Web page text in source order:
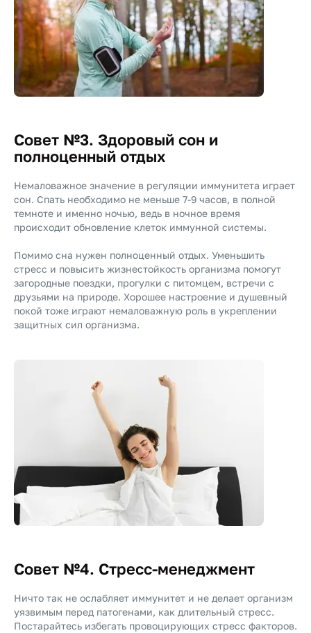
Совет №3. Здоровый сон и
полноценный отдых
Немаловажное значение в регуляции иммунитета играет
сон. Спать необходимо не меньше 7-9 часов, в полной
темноте и именно ночью, ведь в ночное время
происходит обновление клеток иммунной системы.
Помимо сна нужен полноценный отдых. Уменьшить
стресс и повысить жизнестойкость организма помогут
загородные поездки, прогулки с питомцем, встречи с
друзьями на природе. Хорошее настроение и душевный
покой тоже играют немаловажную роль в укреплении
защитных сил организма.
Совет №4. Стресс-менеджмент
Ничто так не ослабляет иммунитет и не делает организм
уязвимым перед патогенами, как длительный стресс.
Постарайтесь избегать провоцирующих стресс факторов.